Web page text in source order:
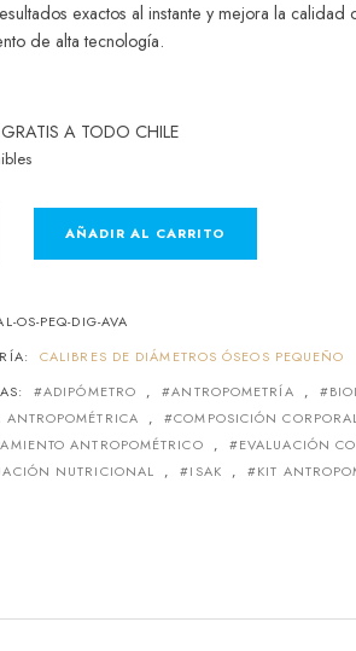
exactos al instante y mejora la calidad
de alta tecnología.
A TODO CHILE
AÑADIR AL CARRITO
OS-PEQ-DIG-AVA
CALIBRES DE DIÁMETROS ÓSEOS PEQUEÑO
ADIPÓMETRO , ANTROPOMETRÍA ,
ANTROPOMÉTRICA
, COMPOSICIÓN
ANTROPOMÉTRICO
, EVALUACIÓN
NUTRICIONAL
, ISAK , KIT